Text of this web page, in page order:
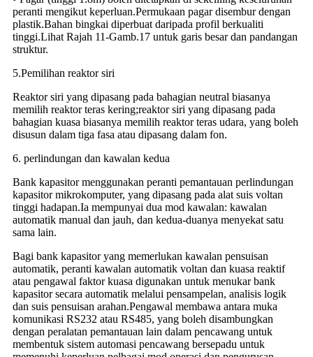
peranti mengikut keperluan.Permukaan pagar disembur dengan
plastik.Bahan bingkai diperbuat daripada profil berkualiti
tinggi.Lihat Rajah 11-Gamb.17 untuk garis besar dan pandangan
struktur.
5.Pemilihan reaktor siri
Reaktor siri yang dipasang pada bahagian neutral biasanya
memilih reaktor teras kering;reaktor siri yang dipasang pada
bahagian kuasa biasanya memilih reaktor teras udara, yang boleh
disusun dalam tiga fasa atau dipasang dalam fon.
6. perlindungan dan kawalan kedua
Bank kapasitor menggunakan peranti pemantauan perlindungan
kapasitor mikrokomputer, yang dipasang pada alat suis voltan
tinggi hadapan.Ia mempunyai dua mod kawalan: kawalan
automatik manual dan jauh, dan kedua-duanya menyekat satu
sama lain.
Bagi bank kapasitor yang memerlukan kawalan pensuisan
automatik, peranti kawalan automatik voltan dan kuasa reaktif
atau pengawal faktor kuasa digunakan untuk menukar bank
kapasitor secara automatik melalui pensampelan, analisis logik
dan suis pensuisan arahan.Pengawal membawa antara muka
komunikasi RS232 atau RS485, yang boleh disambungkan
dengan peralatan pemantauan lain dalam pencawang untuk
membentuk sistem automasi pencawang bersepadu untuk